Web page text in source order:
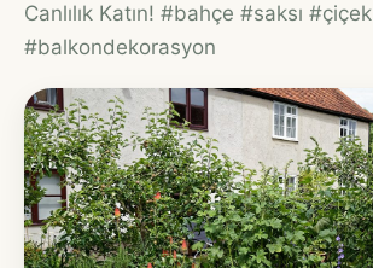
Canlılık Katın! #bahçe #saksı #çiçek
#balkondekorasyon